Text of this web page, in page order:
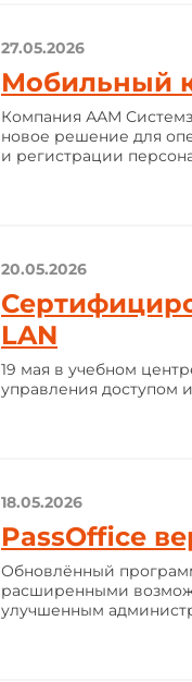
27.05.2026
Мобильный
Компания ААМ
новое решение для
и регистрации
20.05.2026
LAN
19 мая в учебном
управления доступом
18.05.2026
PassOffice
Обновлённый
расширенными
улучшенным